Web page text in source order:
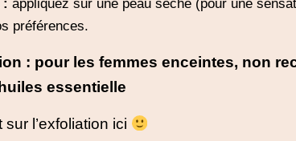
: appliquez sur une peau sèche (pour une
préférences.
: pour les femmes enceintes, non
essentielle
l’exfoliation ici